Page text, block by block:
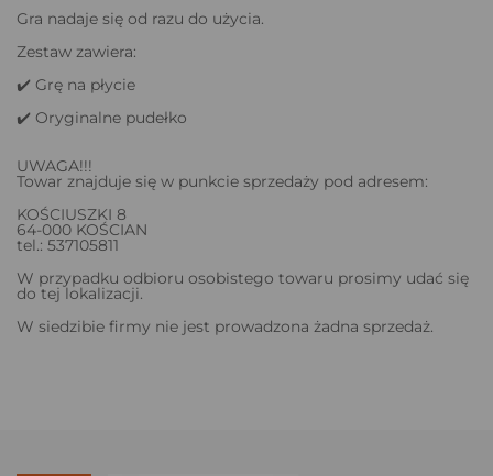
Gra nadaje się od razu do użycia.
Zestaw zawiera:
✔️ Grę na płycie
✔️ Oryginalne pudełko
UWAGA!!!
Towar znajduje się w punkcie sprzedaży pod adresem:
KOŚCIUSZKI 8
64-000 KOŚCIAN
tel.: 537105811
W przypadku odbioru osobistego towaru prosimy udać się
do tej lokalizacji.
W siedzibie firmy nie jest prowadzona żadna sprzedaż.